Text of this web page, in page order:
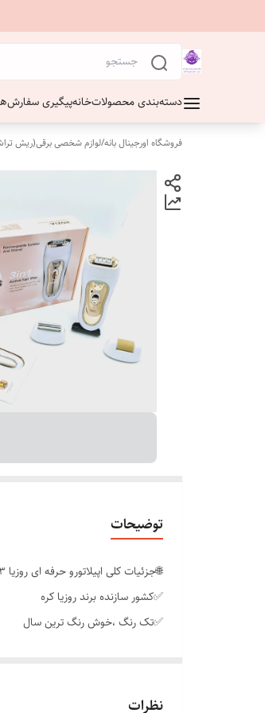
دسته‌بندی محصولاتخانهپیگیری سفارش
فروشگاه اورجینال بانه/لوازم شخصی برقی(ریش
توضیحات
🌐جزئیات کلی اپیلاتورو حرفه ای روزیا 3کاره اصل کره ✅اپیلاتور اصل و اورجینال شرکت
✅کشور سازنده برند روزیا کره
✅تک رنگ ،خوش رنگ ترین سال
✅شارژ گیری کامل اپیلاتور 30دقیقه
نظرات